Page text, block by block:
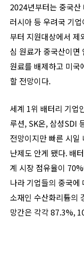
2024년부터는 중국산
러시아 등 우려국 기
부터 지원대상에서
심 원료가 중국산이면
원료를 배제하고 미국
할 전망이다.
세계 1위 배터리 기업
루션, SK온, 삼성SDI
전망이지만 빠른 시일
난제도 안게 됐다. 배
계 시장 점유율이
나라 기업들의 중국에
소재인 수산화리튬의
망간은 각각 87.3%,